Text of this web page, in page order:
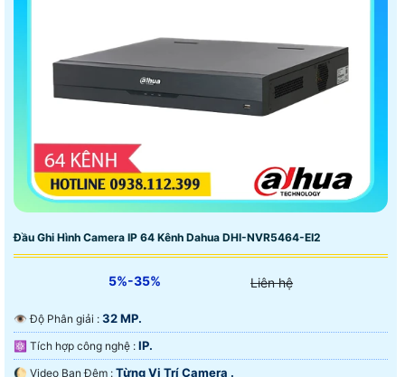
Đầu Ghi Hình Camera IP 64 Kênh Dahua DHI-NVR5464-EI2
5%-35% Liên hệ
👁 Độ Phân giải : 32 MP.
⚛️ Tích hợp công nghệ : IP.
🌔 Video Ban Đêm : Từng Vị Trí Camera .